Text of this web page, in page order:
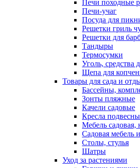
Печи походные
Печи-учаг
Посуда для
Решетки гриль
Решетки для
Тандыры
Термосумки
Уголь, средства
Щепа для
Товары для сада и
Бассейны,
Зонты пляжные
Качели садовые
Кресла
Мебель садовая,
Садовая мебель
Столы, стулья
Шатры
Уход за растениями